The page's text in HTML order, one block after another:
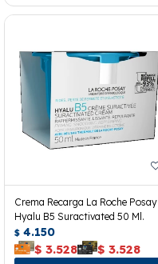
Crema Recarga La Roche Posay
Hyalu B5 Suractivated 50 Ml.
$ 4.150
$ 3.528 $ 3.528